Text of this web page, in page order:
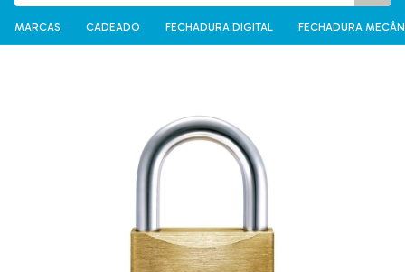
MARCAS CADEADO FECHADURA DIGITAL FECHADURA